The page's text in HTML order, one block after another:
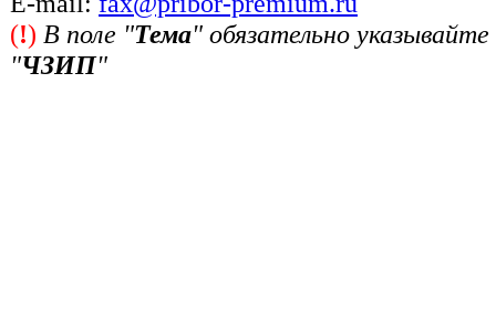
(!) В поле "Тема" обязательно указывайте
"ЧЗИП"